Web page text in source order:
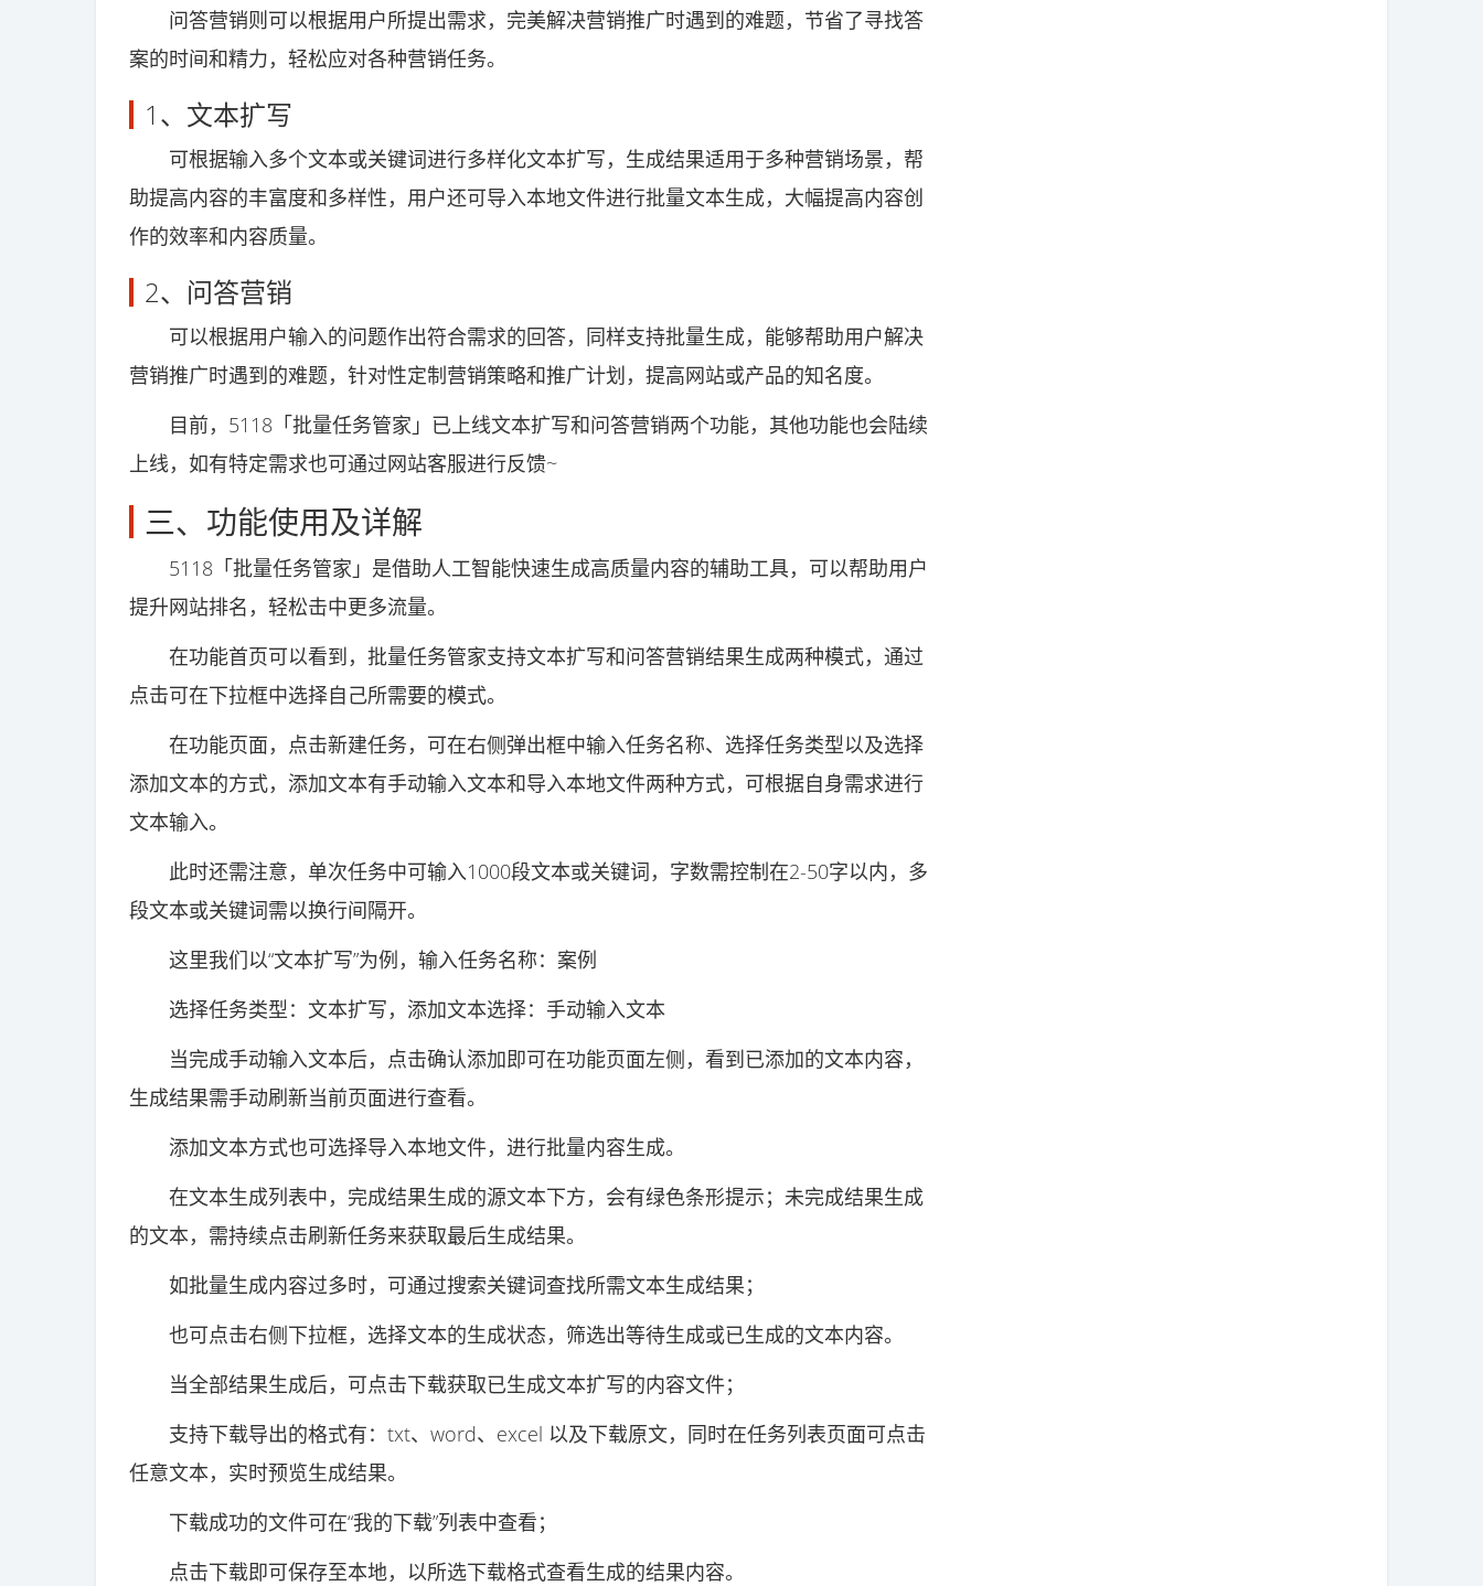
问答营销则可以根据用户所提出需求，完美解决营销推广时遇到的难题，节省了寻找答
案的时间和精力，轻松应对各种营销任务。
1、文本扩写
可根据输入多个文本或关键词进行多样化文本扩写，生成结果适用于多种营销场景，帮
助提高内容的丰富度和多样性，用户还可导入本地文件进行批量文本生成，大幅提高内容创
作的效率和内容质量。
2、问答营销
可以根据用户输入的问题作出符合需求的回答，同样支持批量生成，能够帮助用户解决
营销推广时遇到的难题，针对性定制营销策略和推广计划，提高网站或产品的知名度。
目前，5118「批量任务管家」已上线文本扩写和问答营销两个功能，其他功能也会陆续
上线，如有特定需求也可通过网站客服进行反馈~
三、功能使用及详解
5118「批量任务管家」是借助人工智能快速生成高质量内容的辅助工具，可以帮助用户
提升网站排名，轻松击中更多流量。
在功能首页可以看到，批量任务管家支持文本扩写和问答营销结果生成两种模式，通过
点击可在下拉框中选择自己所需要的模式。
在功能页面，点击新建任务，可在右侧弹出框中输入任务名称、选择任务类型以及选择
添加文本的方式，添加文本有手动输入文本和导入本地文件两种方式，可根据自身需求进行
文本输入。
此时还需注意，单次任务中可输入1000段文本或关键词，字数需控制在2-50字以内，多
段文本或关键词需以换行间隔开。
这里我们以“文本扩写”为例，输入任务名称：案例
选择任务类型：文本扩写，添加文本选择：手动输入文本
当完成手动输入文本后，点击确认添加即可在功能页面左侧，看到已添加的文本内容，
生成结果需手动刷新当前页面进行查看。
添加文本方式也可选择导入本地文件，进行批量内容生成。
在文本生成列表中，完成结果生成的源文本下方，会有绿色条形提示；未完成结果生成
的文本，需持续点击刷新任务来获取最后生成结果。
如批量生成内容过多时，可通过搜索关键词查找所需文本生成结果；
也可点击右侧下拉框，选择文本的生成状态，筛选出等待生成或已生成的文本内容。
当全部结果生成后，可点击下载获取已生成文本扩写的内容文件；
支持下载导出的格式有：txt、word、excel 以及下载原文，同时在任务列表页面可点击
任意文本，实时预览生成结果。
下载成功的文件可在“我的下载”列表中查看；
点击下载即可保存至本地，以所选下载格式查看生成的结果内容。